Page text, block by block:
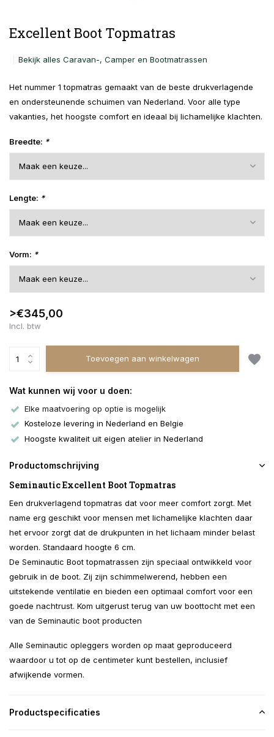
Excellent Boot Topmatras
Bekijk alles Caravan-, Camper en Bootmatrassen
Het nummer 1 topmatras gemaakt van de beste drukverlagende
en ondersteunende schuimen van Nederland. Voor alle type
vakanties, het hoogste comfort en ideaal bij lichamelijke klachten.
Breedte: *
Lengte: *
Vorm: *
>€345,00
Incl. btw
Toevoegen aan winkelwagen
Wat kunnen wij voor u doen:
Elke maatvoering op optie is mogelijk
Kosteloze levering in Nederland en Belgie
Hoogste kwaliteit uit eigen atelier in Nederland
Productomschrijving
Seminautic Excellent Boot Topmatras
Een drukverlagend topmatras dat voor meer comfort zorgt. Met
name erg geschikt voor mensen met lichamelijke klachten daar
het ervoor zorgt dat de drukpunten in het lichaam minder belast
worden. Standaard hoogte 6 cm.
De Seminautic Boot topmatrassen zijn speciaal ontwikkeld voor
gebruik in de boot. Zij zijn schimmelwerend, hebben een
uitstekende ventilatie en bieden een optimaal comfort voor een
goede nachtrust. Kom uitgerust terug van uw boottocht met een
van de Seminautic boot producten
Alle Seminautic opleggers worden op maat geproduceerd
waardoor u tot op de centimeter kunt bestellen, inclusief
afwijkende vormen.
Productspecificaties